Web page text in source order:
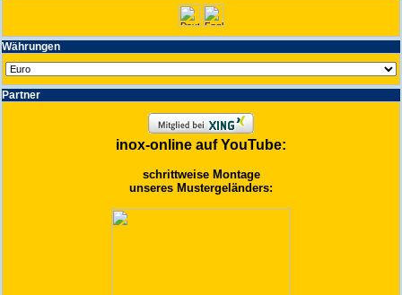
Wäh­run­gen
Partner
inox-online auf YouTube:
schrittweise Montage
unseres Mustergeländers: